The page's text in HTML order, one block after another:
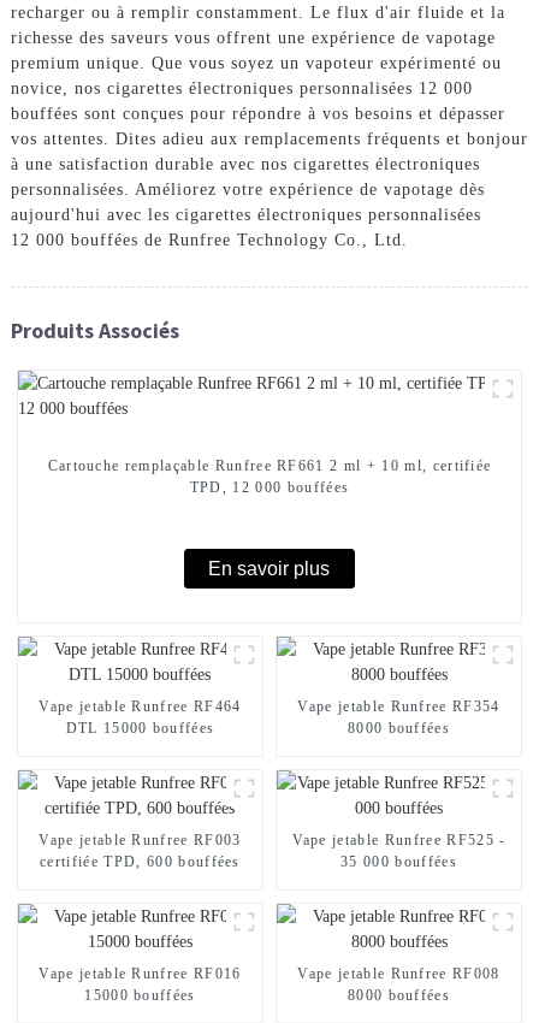
recharger ou à remplir constamment. Le flux d'air fluide et la
richesse des saveurs vous offrent une expérience de vapotage
premium unique. Que vous soyez un vapoteur expérimenté ou
novice, nos cigarettes électroniques personnalisées 12 000
bouffées sont conçues pour répondre à vos besoins et dépasser
vos attentes. Dites adieu aux remplacements fréquents et bonjour
à une satisfaction durable avec nos cigarettes électroniques
personnalisées. Améliorez votre expérience de vapotage dès
aujourd'hui avec les cigarettes électroniques personnalisées
12 000 bouffées de Runfree Technology Co., Ltd.
Produits Associés
Cartouche remplaçable Runfree RF661 2 ml + 10 ml, certifiée
TPD, 12 000 bouffées
En savoir plus
Vape jetable Runfree RF464
DTL 15000 bouffées
Vape jetable Runfree RF354
8000 bouffées
Vape jetable Runfree RF003
certifiée TPD, 600 bouffées
Vape jetable Runfree RF525 -
35 000 bouffées
Vape jetable Runfree RF016
15000 bouffées
Vape jetable Runfree RF008
8000 bouffées